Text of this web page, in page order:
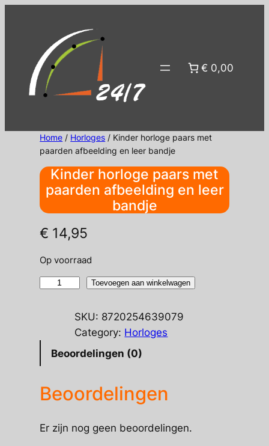
€ 0,00
Home / Horloges / Kinder horloge paars met
paarden afbeelding en leer bandje
Kinder horloge paars met
paarden afbeelding en leer
bandje
€ 14,95
Op voorraad
Kinder
afbeelding
leer
aantal
Toevoegen aan winkelwagen
SKU: 8720254639079
Category: Horloges
Beoordelingen (0)
Beoordelingen
Er zijn nog geen beoordelingen.